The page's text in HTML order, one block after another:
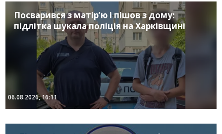
Посварився з матір’ю і пішов з дому:
підлітка шукала поліція на Харківщині
06.08.2026, 16:11